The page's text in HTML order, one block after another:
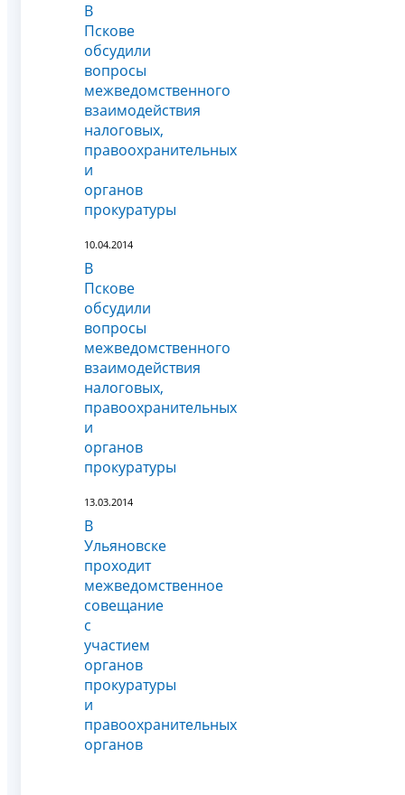
В
Пскове
обсудили
вопросы
межведомственного
взаимодействия
налоговых,
правоохранительных
и
органов
прокуратуры
10.04.2014
В
Пскове
обсудили
вопросы
межведомственного
взаимодействия
налоговых,
правоохранительных
и
органов
прокуратуры
13.03.2014
В
Ульяновске
проходит
межведомственное
совещание
с
участием
органов
прокуратуры
и
правоохранительных
органов